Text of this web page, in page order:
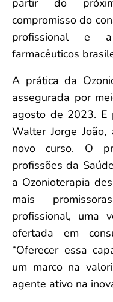
compromisso do
profissional e
farmacêuticos
A prática da
assegurada por
agosto de 2023. E
Walter Jorge
novo curso. O
profissões da
a Ozonioterapia
mais
profissional, uma
ofertada em
“Oferecer essa
um marco na
agente ativo na